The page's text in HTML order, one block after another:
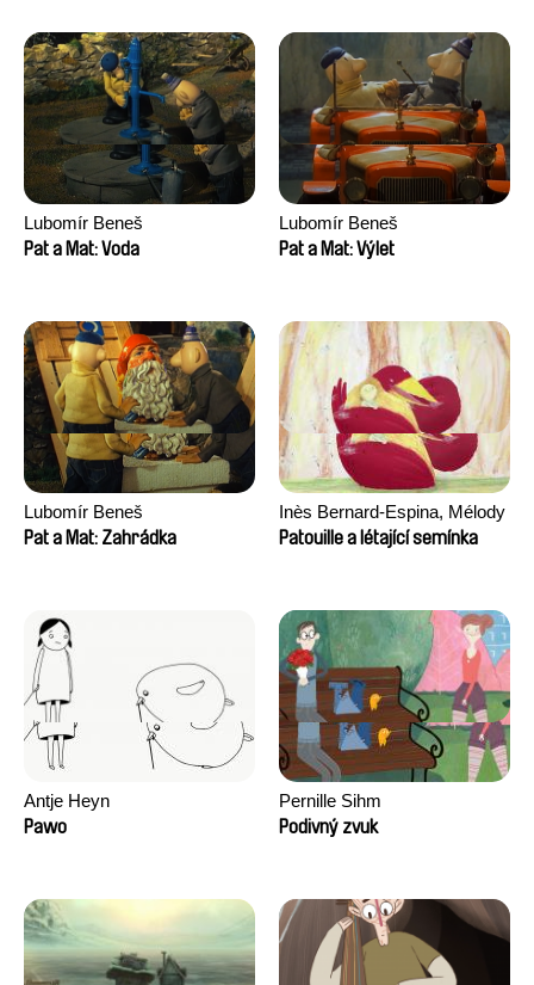
Lubomír Beneš
Pat a Mat: Voda
Lubomír Beneš
Pat a Mat: Výlet
Lubomír Beneš
Pat a Mat: Zahrádka
Inès Bernard-Espina, Mélody
Boulissière, Clémentine
Patouille a létající semínka
Antje Heyn
Pawo
Pernille Sihm
Podivný zvuk